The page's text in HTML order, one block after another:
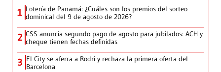
1 Lotería de Panamá: ¿Cuáles son los premios del sorteo
dominical del 9 de agosto de 2026?
2 CSS anuncia segundo pago de agosto para jubilados: ACH y
cheque tienen fechas definidas
3 El City se aferra a Rodri y rechaza la primera oferta del
Barcelona